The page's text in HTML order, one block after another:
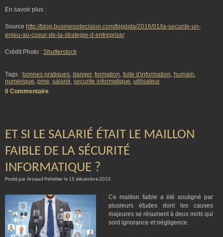
En savoir plus :
Source http://blog.businessdecision.com/bigdata/2016/01/la-securite-un-
enjeu-au-coeur-de-la-strategie-d-entreprise/
Crédit Photo : Shutterstock
Tags : bonnes pratiques, danger, formation, fuite d'information, humain,
numérique, pme, salarié, securite informatique, utilisateur
0 Commentaire
ET SI LE SALARIÉ ÉTAIT LE MAILLON
FAIBLE DE LA SÉCURITÉ
INFORMATIQUE ?
Posté par Arnaud Pelletier le 15 décembre 2015
Ce maillon faible a été souligné par
plusieurs études dont les causes
majeures se résument à deux mots qui
sont ignorance et négligence.